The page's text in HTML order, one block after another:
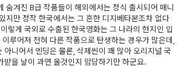
숨겨진 B급 작품들이 해외에서는 정식 출시되어 매니
지만 정작 한국에서는 그 흔한 디지베타본조차 없다
렇게 국외로 수출된 한국영화는 그 나라의 현지인 입
루어져 전혀 다른 작품으로 탄생하는 경우가 많은데,
아니어서 엔딩은 물론, 삭제씬이 꽤 많아 오리지널 국
받을 날이 과연 올것인지 암담하기만 하군요.